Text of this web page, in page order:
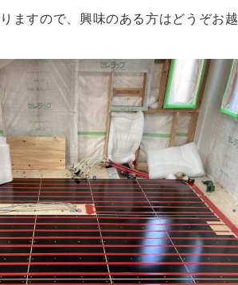
ますので、興味のある方はどうぞお越